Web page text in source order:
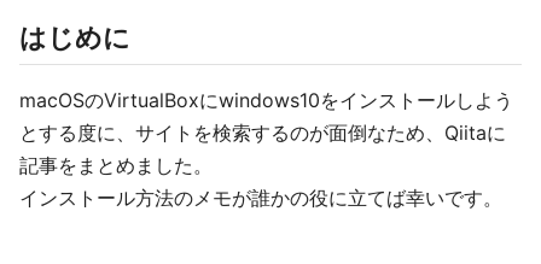
はじめに
macOSのVirtualBoxにwindows10をインストールしよう
とする度に、サイトを検索するのが面倒なため、Qiitaに
記事をまとめました。
インストール方法のメモが誰かの役に立てば幸いです。